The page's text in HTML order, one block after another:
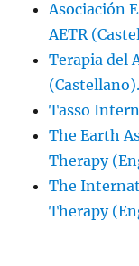
Asociación
AETR
Terapia del
(Castellano).
Tasso
The Earth
Therapy
The
Therapy